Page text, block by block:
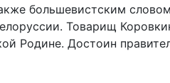
большевистским
Товарищ
Родине. Достоин